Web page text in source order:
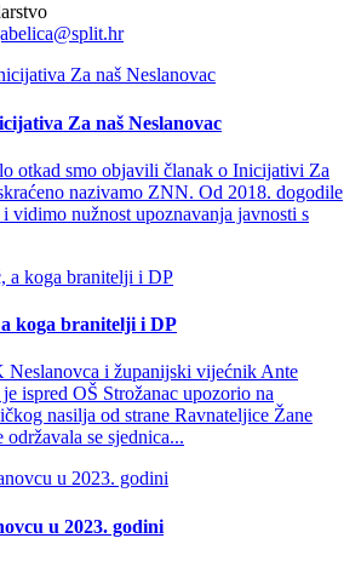
Za naš Neslanovac
otkad smo objavili članak o Inicijativi Za
nazivamo ZNN. Od 2018. dogodile
vidimo nužnost upoznavanja javnosti s
koga branitelji i DP
Neslanovca i županijski vijećnik Ante
ispred OŠ Strožanac upozorio na
nasilja od strane Ravnateljice Žane
se sjednica...
u 2023. godini